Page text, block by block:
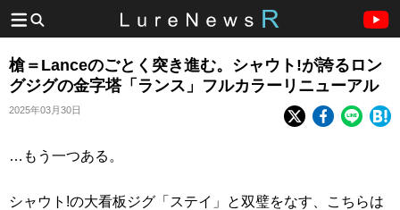
槍＝Lanceのごとく突き進む。シャウト!が誇るロン
グジグの金字塔「ランス」フルカラーリニューアル
2025年03月30日
…もう一つある。
シャウト!の大看板ジグ「ステイ」と双璧をなす、こちらは